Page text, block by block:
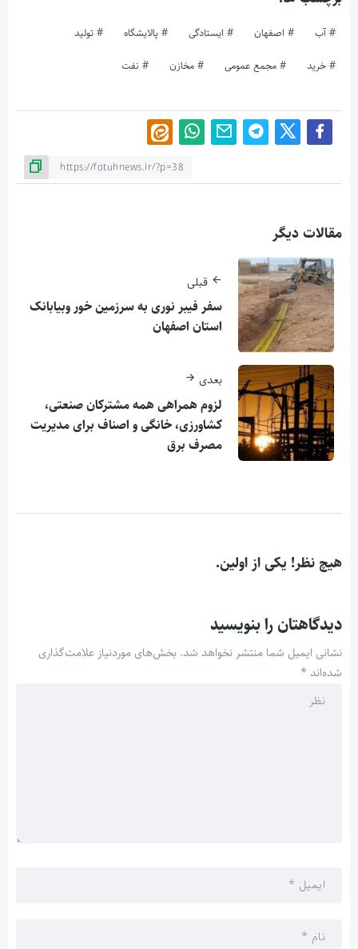
آب اصفهان ایستادگی پالایشگاه تولید
خرید مجمع عمومی مخازن نفت
مقالات دیگر
قبلی
سفر فیبر نوری به سرزمین خور و‌بیابانک
استان اصفهان
بعدی
لزوم همراهی همه مشترکان صنعتی،
کشاورزی، خانگی و اصناف برای مدیریت
مصرف برق
هیچ نظر! یکی از اولین.
دیدگاهتان را بنویسید
نشانی ایمیل شما منتشر نخواهد شد. بخش‌های موردنیاز علامت‌گذاری
شده‌اند *